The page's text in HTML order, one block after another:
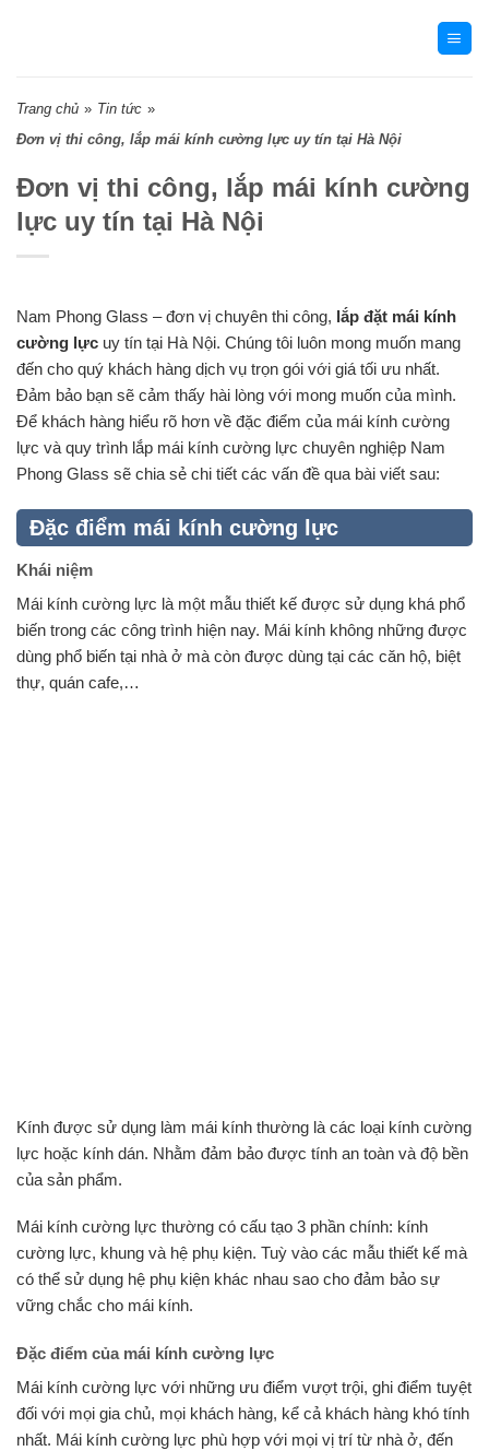
Trang chủ » Tin tức »
Đơn vị thi công, lắp mái kính cường lực uy tín tại Hà Nội
Đơn vị thi công, lắp mái kính cường
lực uy tín tại Hà Nội
Nam Phong Glass – đơn vị chuyên thi công, lắp đặt mái kính
cường lực uy tín tại Hà Nội. Chúng tôi luôn mong muốn mang
đến cho quý khách hàng dịch vụ trọn gói với giá tối ưu nhất.
Đảm bảo bạn sẽ cảm thấy hài lòng với mong muốn của mình.
Để khách hàng hiểu rõ hơn về đặc điểm của mái kính cường
lực và quy trình lắp mái kính cường lực chuyên nghiệp Nam
Phong Glass sẽ chia sẻ chi tiết các vấn đề qua bài viết sau:
Đặc điểm mái kính cường lực
Khái niệm
Mái kính cường lực là một mẫu thiết kế được sử dụng khá phổ
biến trong các công trình hiện nay. Mái kính không những được
dùng phổ biến tại nhà ở mà còn được dùng tại các căn hộ, biệt
thự, quán cafe,…
Kính được sử dụng làm mái kính thường là các loại kính cường
lực hoặc kính dán. Nhằm đảm bảo được tính an toàn và độ bền
của sản phẩm.
Mái kính cường lực thường có cấu tạo 3 phần chính: kính
cường lực, khung và hệ phụ kiện. Tuỳ vào các mẫu thiết kế mà
có thể sử dụng hệ phụ kiện khác nhau sao cho đảm bảo sự
vững chắc cho mái kính.
Đặc điểm của mái kính cường lực
Mái kính cường lực với những ưu điểm vượt trội, ghi điểm tuyệt
đối với mọi gia chủ, mọi khách hàng, kể cả khách hàng khó tính
nhất. Mái kính cường lực phù hợp với mọi vị trí từ nhà ở, đến